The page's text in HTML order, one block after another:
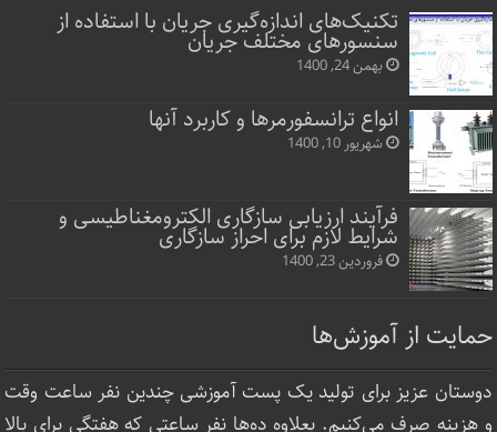
تکنیک‌های اندازه‌گیری جریان با استفاده از
سنسورهای مختلف جریان
بهمن 24, 1400
انواع ترانسفورمرها و کاربرد آنها
شهریور 10, 1400
فرآیند ارزیابی سازگاری الکترومغناطیسی و
شرایط لازم برای احراز سازگاری
فروردین 23, 1400
حمایت از آموزش‌ها
دوستان عزیز برای تولید یک پست آموزشی چندین نفر ساعت‌ وقت
و هزینه صرف می‌کنیم. بعلاوه ده‌ها نفر ساعتی که هفتگی برای بالا